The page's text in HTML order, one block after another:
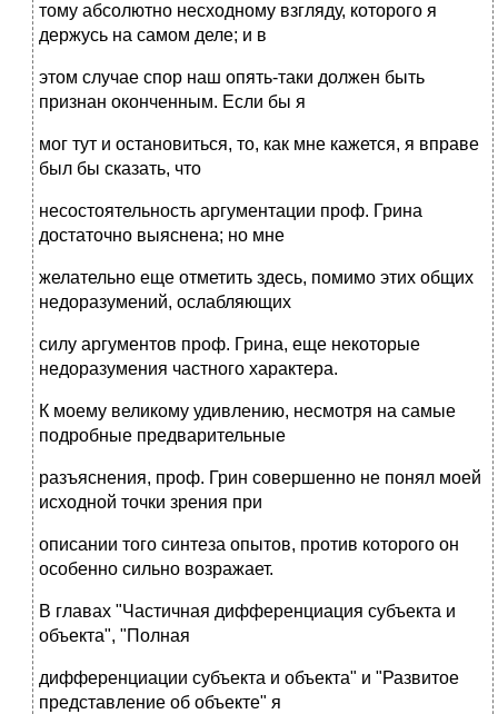
тому абсолютно несходному взгляду, которого я
держусь на самом деле; и в
этом случае спор наш опять-таки должен быть
признан оконченным. Если бы я
мог тут и остановиться, то, как мне кажется, я вправе
был бы сказать, что
несостоятельность аргументации проф. Грина
достаточно выяснена; но мне
желательно еще отметить здесь, помимо этих общих
недоразумений, ослабляющих
силу аргументов проф. Грина, еще некоторые
недоразумения частного характера.
К моему великому удивлению, несмотря на самые
подробные предварительные
разъяснения, проф. Грин совершенно не понял моей
исходной точки зрения при
описании того синтеза опытов, против которого он
особенно сильно возражает.
В главах "Частичная дифференциация субъекта и
объекта", "Полная
дифференциации субъекта и объекта" и "Развитое
представление об объекте" я